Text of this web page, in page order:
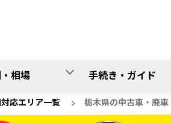
相場 手続き・ガイド
応エリア一覧 > 栃木県の中古車・廃